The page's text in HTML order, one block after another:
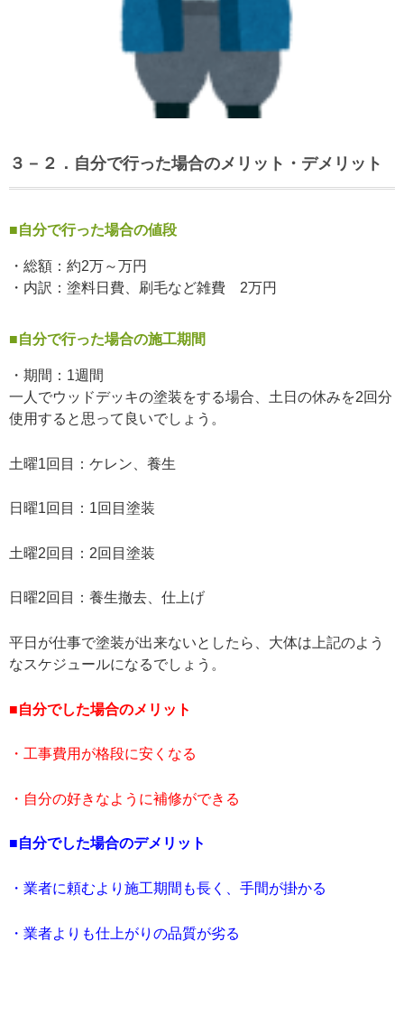
３－２．自分で行った場合のメリット・デメリット
■自分で行った場合の値段
・総額：約2万～万円
・内訳：塗料日費、刷毛など雑費 2万円
■自分で行った場合の施工期間
・期間：1週間
一人でウッドデッキの塗装をする場合、土日の休みを2回分
使用すると思って良いでしょう。
土曜1回目：ケレン、養生
日曜1回目：1回目塗装
土曜2回目：2回目塗装
日曜2回目：養生撤去、仕上げ
平日が仕事で塗装が出来ないとしたら、大体は上記のよう
なスケジュールになるでしょう。
■自分でした場合のメリット
・工事費用が格段に安くなる
・自分の好きなように補修ができる
■自分でした場合のデメリット
・業者に頼むより施工期間も長く、手間が掛かる
・業者よりも仕上がりの品質が劣る